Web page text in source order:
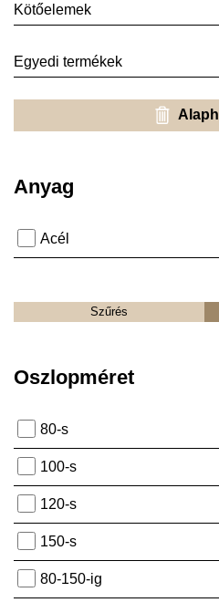
Kötőelemek
Egyedi termékek
Anyag
Acél
Szűrés
Oszlopméret
80-s
100-s
120-s
150-s
80-150-ig